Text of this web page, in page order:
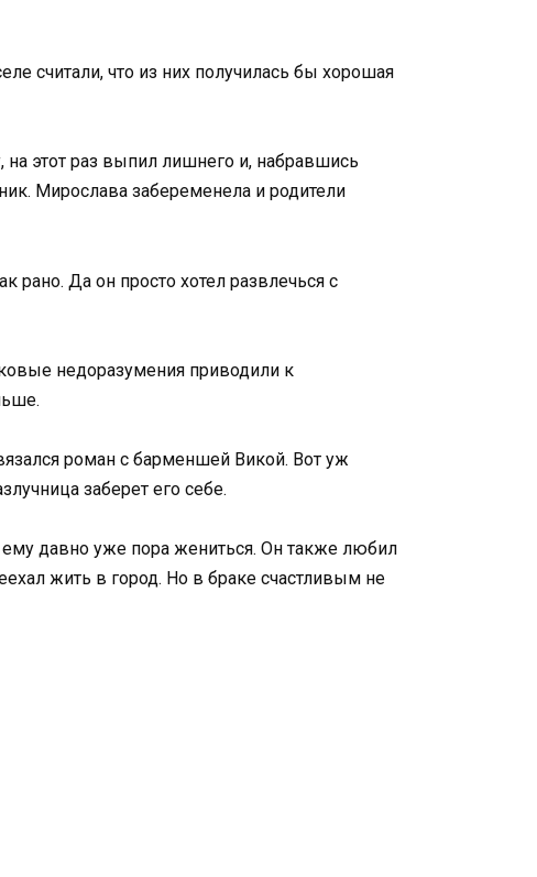
считали, что из них получилась бы хорошая
этот раз выпил лишнего и, набравшись
Мирослава забеременела и родители
Да он просто хотел развлечься с
недоразумения приводили к
роман с барменшей Викой. Вот уж
заберет его себе.
ему давно уже пора жениться. Он также любил
жить в город. Но в браке счастливым не